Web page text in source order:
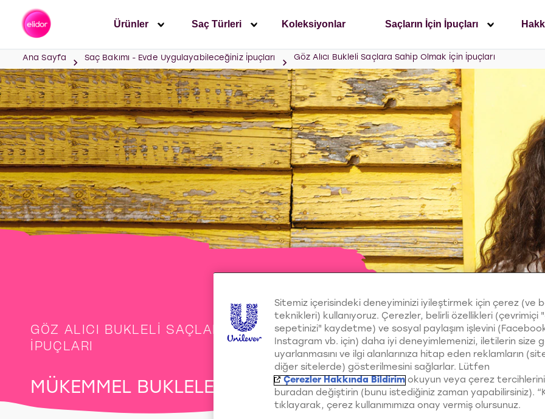
Ürünler Saç Türleri Koleksiyonlar Saçların İçin İpuçları
Ana Sayfa Saç Bakımı - Evde Uygulayabileceğiniz İpuçları Göz Alıcı Bukleli Saçlara Sahip Olmak İçin İpuçları
GÖZ ALICI BUKLELI SAÇLARA SAHIP OLMAK İÇIN
İPUÇLARI
MÜKEMMEL BUKLELER
Sitemiz içerisindeki deneyiminizi iyileştirmek için çerez (ve
teknikleri) kullanıyoruz. Çerezler, belirli özellikleri (çevrimiçi
sepetinizi" kaydetme) ve sosyal paylaşım işlevini
Instagram vb. için) daha iyi deneyimlemenizi, iletilerin size
uyarlanmasını ve ilgi alanlarınıza hitap eden reklamların
diğer sitelerde) gösterilmesini sağlarlar. Lütfen
Çerezler Hakkında Bildirim okuyun veya çerez
buradan değiştirin (bunu istediğiniz zaman yapabilirsiniz).
tıklayarak, çerez kullanımımıza onay vermiş olursunuz.